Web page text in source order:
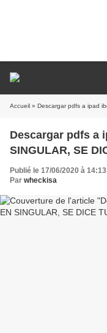
Accueil » Descargar pdfs a ipad
Descargar pdfs a
SINGULAR, SE
Publié le 17/06/2020 à 14:13
Par wheckisa